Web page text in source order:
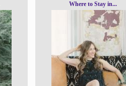
Where to Stay in...